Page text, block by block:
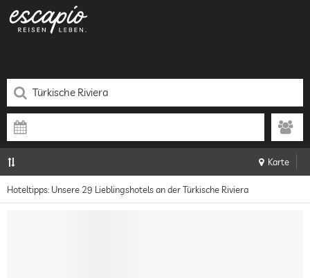
Karte
Hoteltipps: Unsere 29 Lieblingshotels an der Türkische Riviera